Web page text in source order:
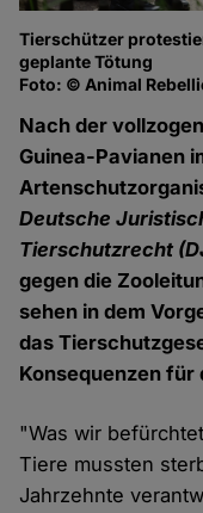
Tierschützer
geplante Tötung
Foto: © Animal
Nach der
Guinea-Pavianen
Deutsche
Tierschutzrecht
gegen die
sehen in dem
das
Konsequenzen
"Was wir
Tiere mussten
Jahrzehnte